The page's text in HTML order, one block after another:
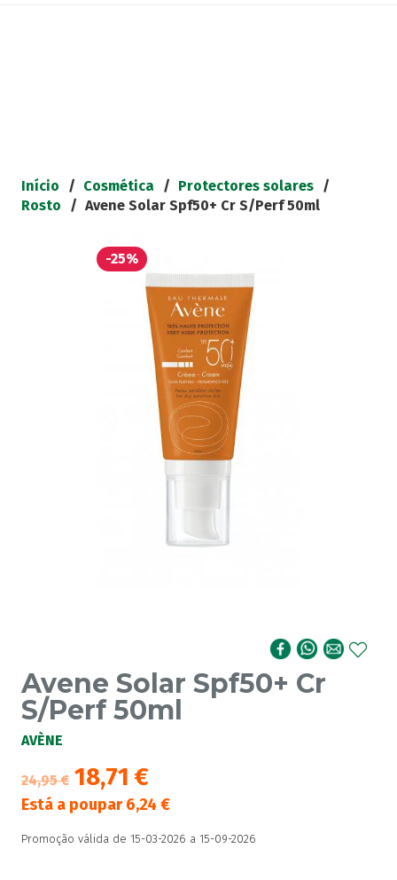
Início / Cosmética / Protectores solares /
Rosto
/ Avene Solar Spf50+ Cr S/Perf 50ml
-25%
Avene Solar Spf50+ Cr
S/Perf 50ml
AVÈNE
24,95€ 18,71 €
Está a poupar6,24 €
Promoção válida de 15-03-2026 a 15-09-2026